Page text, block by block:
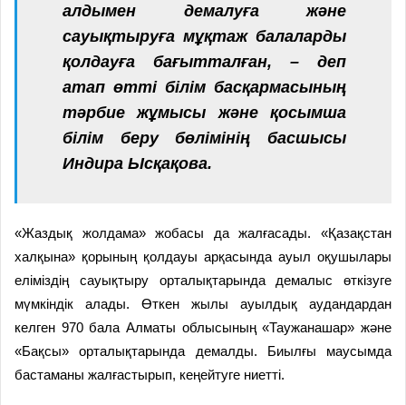
алдымен демалуға және
сауықтыруға мұқтаж балаларды
қолдауға бағытталған, – деп
атап өтті білім басқармасының
тәрбие жұмысы және қосымша
білім беру бөлімінің басшысы
Индира Ысқақова.
«Жаздық жолдама» жобасы да жалғасады. «Қазақстан
халқына» қорының қолдауы арқасында ауыл оқушылары
еліміздің сауықтыру орталықтарында демалыс өткізуге
мүмкіндік алады. Өткен жылы ауылдық аудандардан
келген 970 бала Алматы облысының «Таужанашар» және
«Бақсы» орталықтарында демалды. Биылғы маусымда
бастаманы жалғастырып, кеңейтуге ниетті.